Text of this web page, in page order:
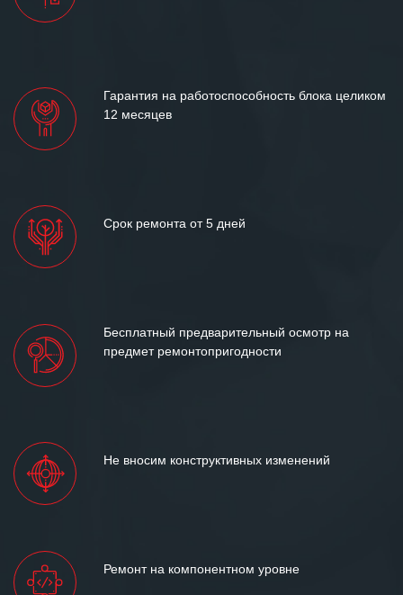
Гарантия на работоспособность блока целиком
12 месяцев
Срок ремонта от 5 дней
Бесплатный предварительный осмотр на
предмет ремонтопригодности
Не вносим конструктивных изменений
Ремонт на компонентном уровне